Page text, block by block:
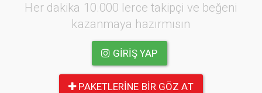
Her dakika 10.000 lerce takipçi ve beğeni
kazanmaya hazırmısın
GIRIŞ YAP
PAKETLERINE BIR GÖZ AT